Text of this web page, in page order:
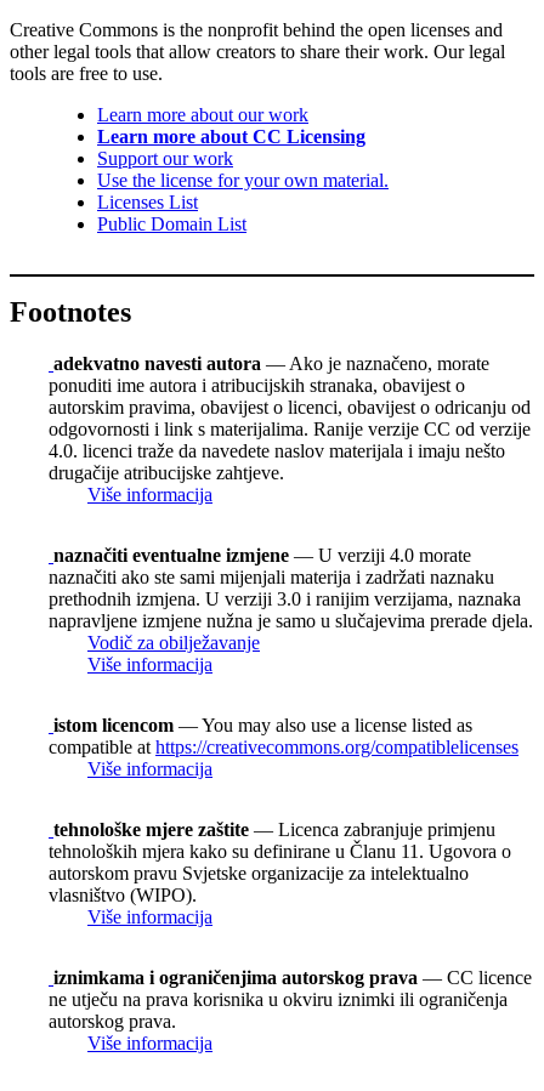
Creative Commons is the nonprofit behind the open licenses and
other legal tools that allow creators to share their work. Our legal
tools are free to use.
Learn more about our work
Learn more about CC Licensing
Support our work
Use the license for your own material.
Licenses List
Public Domain List
Footnotes
adekvatno navesti autora — Ako je naznačeno, morate
ponuditi ime autora i atribucijskih stranaka, obavijest o
autorskim pravima, obavijest o licenci, obavijest o odricanju od
odgovornosti i link s materijalima. Ranije verzije CC od verzije
4.0. licenci traže da navedete naslov materijala i imaju nešto
drugačije atribucijske zahtjeve.
Više informacija
naznačiti eventualne izmjene — U verziji 4.0 morate
naznačiti ako ste sami mijenjali materija i zadržati naznaku
prethodnih izmjena. U verziji 3.0 i ranijim verzijama, naznaka
napravljene izmjene nužna je samo u slučajevima prerade djela.
Vodič za obilježavanje
Više informacija
istom licencom — You may also use a license listed as
compatible at https://creativecommons.org/compatiblelicenses
Više informacija
tehnološke mjere zaštite — Licenca zabranjuje primjenu
tehnoloških mjera kako su definirane u Članu 11. Ugovora o
autorskom pravu Svjetske organizacije za intelektualno
vlasništvo (WIPO).
Više informacija
iznimkama i ograničenjima autorskog prava — CC licence
ne utječu na prava korisnika u okviru iznimki ili ograničenja
autorskog prava.
Više informacija